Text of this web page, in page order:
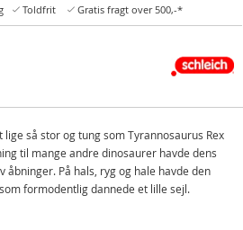
Toldfrit Gratis fragt over 500,-*
så stor og tung som Tyrannosaurus Rex
til mange andre dinosaurer havde dens
åbninger. På hals, ryg og hale havde den
formodentlig dannede et lille sejl.